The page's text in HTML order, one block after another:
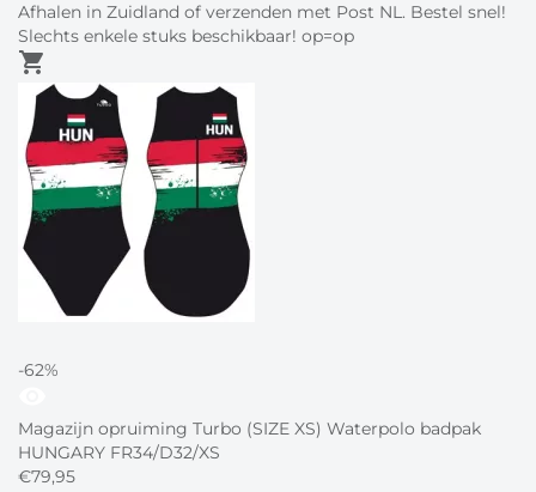
Afhalen in Zuidland of verzenden met Post NL. Bestel snel!
Slechts enkele stuks beschikbaar! op=op
shopping_cart
-62%
Magazijn opruiming Turbo (SIZE XS) Waterpolo badpak
HUNGARY FR34/D32/XS
€79,95